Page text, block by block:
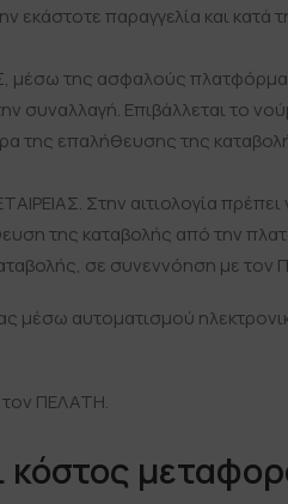
εκάστοτε παραγγελία και
της ασφαλούς
συναλλαγή. Επιβάλλεται το
της επαλήθευσης της
Στην αιτιολογία
της καταβολής από την
σε συνεννόηση με τον
μέσω αυτοματισμού
τον ΠΕΛΑΤΗ.
κόστος